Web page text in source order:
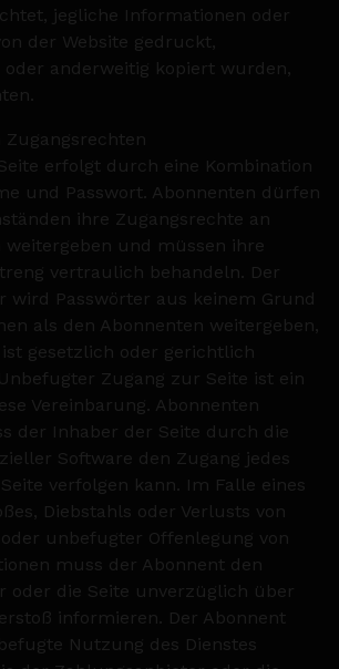
jegliche Informationen oder
der Website gedruckt,
anderweitig kopiert wurden,
erfolgt durch eine Kombination
und Passwort. Abonnenten dürfen
ihre Zugangsrechte an
weitergeben und müssen ihre
vertraulich behandeln. Der
wird Passwörter aus keinem Grund
als den Abonnenten weitergeben,
ist gesetzlich oder gerichtlich
Zugang zur Seite ist ein
Vereinbarung. Abonnenten
der Inhaber der Seite durch die
Software den Zugang jedes
verfolgen kann. Im Falle eines
Diebstahls oder Verlusts von
unbefugter Offenlegung von
muss der Abonnent den
oder die Seite unverzüglich über
informieren. Der Abonnent
Nutzung des Dienstes